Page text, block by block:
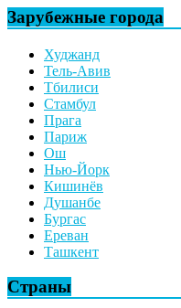
Зарубежные города
Худжанд
Тель-Авив
Тбилиси
Стамбул
Прага
Париж
Ош
Нью-Йорк
Кишинёв
Душанбе
Бургас
Ереван
Ташкент
Страны